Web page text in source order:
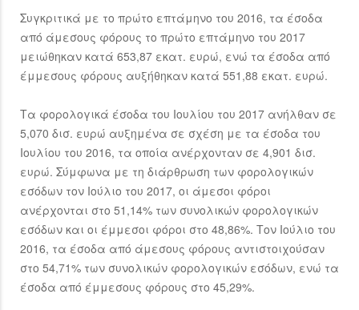
Συγκριτικά με το πρώτο επτάμηνο του 2016, τα έσοδα
από άμεσους φόρους το πρώτο επτάμηνο του 2017
μειώθηκαν κατά 653,87 εκατ. ευρώ, ενώ τα έσοδα από
έμμεσους φόρους αυξήθηκαν κατά 551,88 εκατ. ευρώ.
Τα φορολογικά έσοδα του Ιουλίου του 2017 ανήλθαν σε
5,070 δισ. ευρώ αυξημένα σε σχέση με τα έσοδα του
Ιουλίου του 2016, τα οποία ανέρχονταν σε 4,901 δισ.
ευρώ. Σύμφωνα με τη διάρθρωση των φορολογικών
εσόδων τον Ιούλιο του 2017, οι άμεσοι φόροι
ανέρχονται στο 51,14% των συνολικών φορολογικών
εσόδων και οι έμμεσοι φόροι στο 48,86%. Τον Ιούλιο του
2016, τα έσοδα από άμεσους φόρους αντιστοιχούσαν
στο 54,71% των συνολικών φορολογικών εσόδων, ενώ τα
έσοδα από έμμεσους φόρους στο 45,29%.